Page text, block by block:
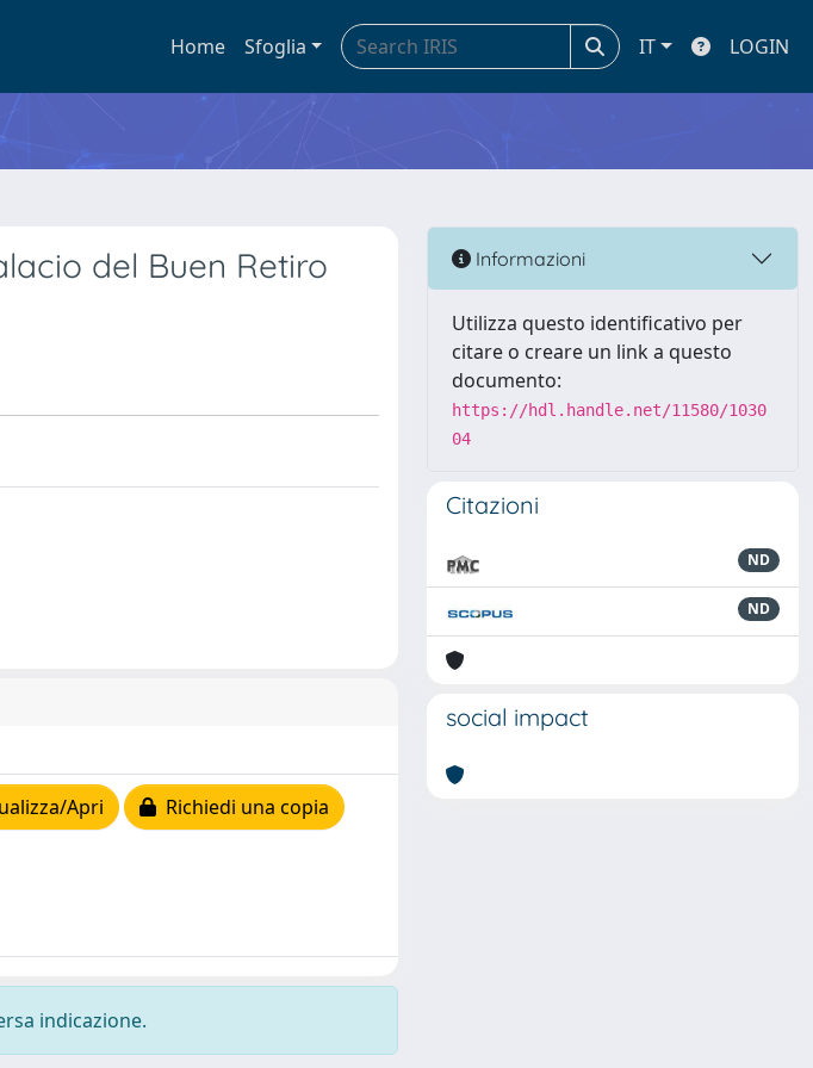
Home Sfoglia IT LOGIN
del Buen Retiro
Apri Richiedi una copia
indicazione.
Informazioni
Utilizza questo identificativo per
citare o creare un link a questo
documento:
https://hdl.handle.net/11580/1030
04
Citazioni
ND
ND
social impact